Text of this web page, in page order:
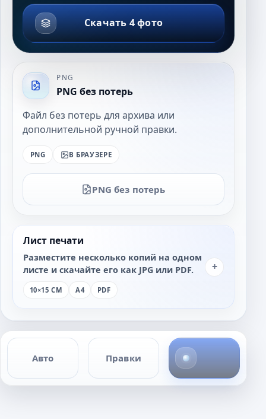
Скачать 4 фото
PNG
PNG без потерь
Файл без потерь для архива или
дополнительной ручной правки.
PNG В БРАУЗЕРЕ
PNG без потерь
Лист печати
Разместите несколько копий на одном
листе и скачайте его как JPG или PDF.
10×15 СМ A4 PDF
+
Авто Правки